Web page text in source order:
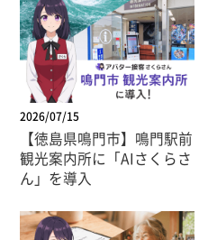
2026/07/15
【徳島県鳴門市】鳴門駅前
観光案内所に「AIさくらさ
ん」を導入